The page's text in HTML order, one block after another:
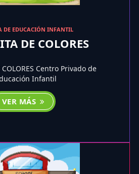
DE EDUCACIÓN INFANTIL
DE COLORES
COLORES Centro Privado de
Infantil
VER MÁS